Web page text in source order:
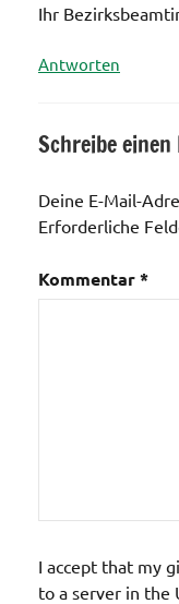
Ihr
Antworten
Schreibe
Deine E-Mail-
Erforderliche
Kommentar*
I accept that my
to a server in the